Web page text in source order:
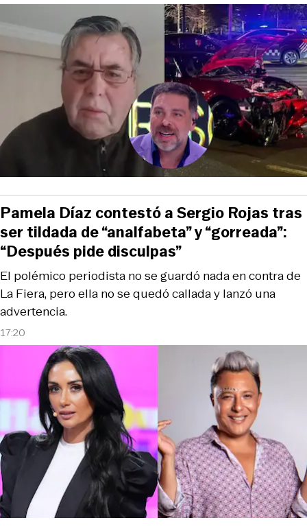
17:20
El polémico periodista no se guardó nada en contra de
La Fiera, pero ella no se quedó callada y lanzó una
advertencia.
Pamela Díaz contestó a Sergio Rojas tras
ser tildada de “analfabeta” y “gorreada”:
“Después pide disculpas”